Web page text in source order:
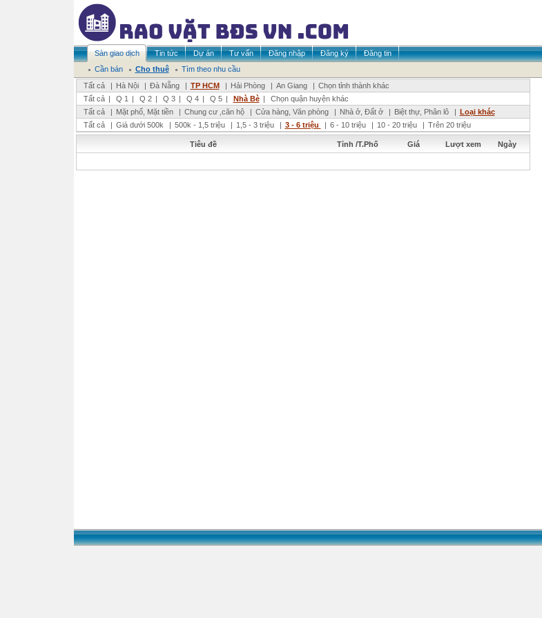
Sàn giao dịch Tin tức Dự án Tư vấn Đăng nhập Đăng ký
Đăng tin
Cần bán
Cho thuê
Tìm theo nhu cầu
Tất cả
| Hà Nội | Đà Nẵng | TP HCM | Hải Phòng | An Giang | Chọn tỉnh thành khác
Tất cả | Q 1 | Q 2 | Q 3 | Q 4 | Q 5 | Nhà Bè |
Chọn quận huyện khác
Tất cả
| Mặt phố, Mặt tiền | Chung cư ,căn hộ | Cửa hàng, Văn phòng | Nhà ở, Đất ở | Biệt thự, Phân lô | Loại khác
Tất cả
| Giá dưới 500k | 500k - 1,5 triệu | 1,5 - 3 triệu | 3 - 6 triệu | 6 - 10 triệu | 10 - 20 triệu | Trên 20 triệu
Tiêu đề Tỉnh /T.Phố Giá Lượt xem Ngày